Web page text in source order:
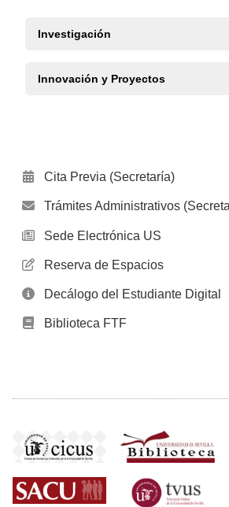
Investigación
Innovación y Proyectos
Cita Previa (Secretaría)
Trámites Administrativos
Sede Electrónica US
Reserva de Espacios
Decálogo del Estudiante Digital
Biblioteca FTF